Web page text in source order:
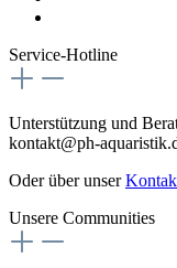
Service-Hotline
Unterstützung und
kontakt@ph-
Oder über unser
Unsere Communities